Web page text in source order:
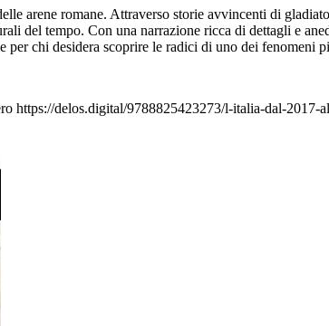
arene romane. Attraverso storie avvincenti di
del tempo. Con una narrazione ricca di dettagli e
chi desidera scoprire le radici di uno dei fenomeni
https://delos.digital/9788825423273/l-italia-dal-2017-